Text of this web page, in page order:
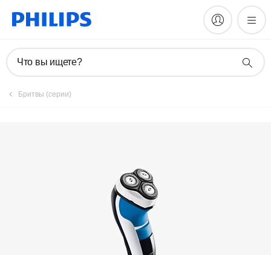
Что вы ищете?
Бритвы (серии)
Руководства и документация